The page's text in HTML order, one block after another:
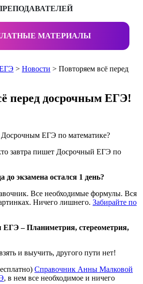
МАТЕРИАЛЫ
> Новости > Повторяем всё перед
перед досрочным ЕГЭ!
Досрочным ЕГЭ по математике?
завтра пишет Досрочный ЕГЭ по
до экзамена остался 1 день?
Все необходимые формулы. Вся
Ничего лишнего. Забирайте по
ЕГЭ – Планиметрия, стереометрия,
и выучить, другого пути нет!
Справочник Анны Малковой
, в нем все необходимое и ничего